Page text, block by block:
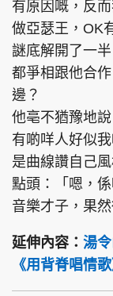
有原因嘅，反
做亞瑟王，OK
謎底解開了一
都爭相跟他合
邊？
他亳不猶豫地
有啲咩人好似
是曲線讚自己
點頭：「嗯，係
音樂才子，果
延伸內容： 湯
《用背脊唱情